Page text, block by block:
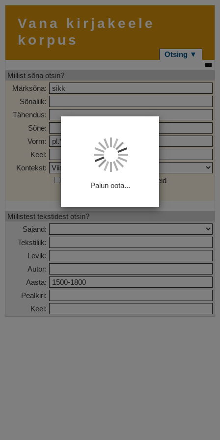
Vana kirjakeele
korpus
Otsing ▼
Millist sõna otsin?
Märksõna:
Sõnaliik:
Tähendus:
Sõne:
Vorm:
Keel:
Kontekst:
Otsi märgendatud sõnaühendeid
Millistest tekstidest otsin?
Sajand:
Tekstiliik:
Levik:
Autor:
Aasta:
Pealkiri:
Keel:
Palun oota...